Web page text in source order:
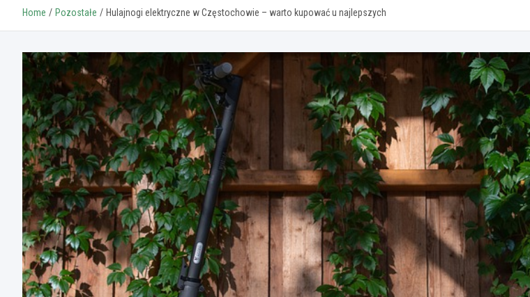
Home Pozostałe Hulajnogi elektryczne w Częstochowie – warto kupować u najlepszych